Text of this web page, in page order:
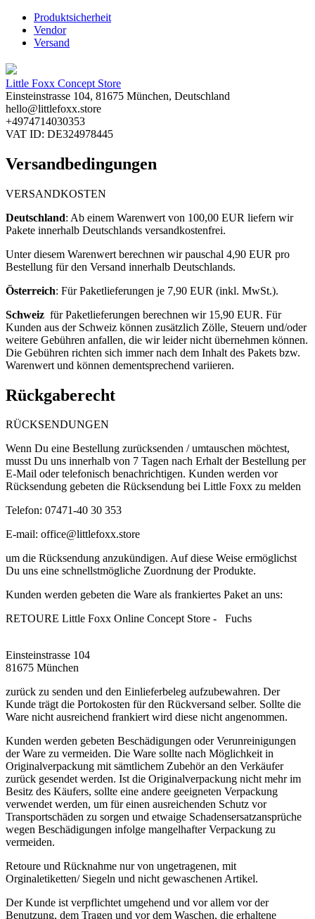
Produktsicherheit
Vendor
Versand
Little Foxx Concept Store
Einsteinstrasse 104, 81675 München, Deutschland
hello@littlefoxx.store
+4974714030353
VAT ID: DE324978445
Versandbedingungen
VERSANDKOSTEN
Deutschland: ​ Ab einem Warenwert von 100,00 EUR liefern wir
Pakete innerhalb Deutschlands versandkostenfrei.
Unter diesem Warenwert berechnen wir pauschal 4,90 EUR pro
Bestellung für den Versand innerhalb Deutschlands.
Österreich: Für Paketlieferungen je 7,90 EUR (inkl. MwSt.).
Schweiz für Paketlieferungen berechnen wir 15,90 EUR. Für
Kunden aus der Schweiz können zusätzlich Zölle, Steuern und/oder
weitere Gebühren anfallen, die wir leider nicht übernehmen können.
Die Gebühren richten sich immer nach dem Inhalt des Pakets bzw.
Warenwert und können dementsprechend variieren.
Rückgaberecht
RÜCKSENDUNGEN
Wenn Du eine Bestellung zurücksenden / umtauschen möchtest,
musst Du uns innerhalb von 7 Tagen nach Erhalt der Bestellung per
E-Mail oder telefonisch benachrichtigen. Kunden werden vor
Rücksendung gebeten die Rücksendung bei Little Foxx zu melden
Telefon: 07471-40 30 353
E-mail: office@littlefoxx.store
um die Rücksendung anzukündigen. Auf diese Weise ermöglichst
Du uns eine schnellstmögliche Zuordnung der Produkte.
Kunden werden gebeten die Ware als frankiertes Paket an uns:
RETOURE Little Foxx Online Concept Store - Fuchs
Einsteinstrasse 104
81675 München
zurück zu senden und den Einlieferbeleg aufzubewahren. Der
Kunde trägt die Portokosten für den Rückversand selber. Sollte die
Ware nicht ausreichend frankiert wird diese nicht angenommen.
Kunden werden gebeten Beschädigungen oder Verunreinigungen
der Ware zu vermeiden. Die Ware sollte nach Möglichkeit in
Originalverpackung mit sämtlichem Zubehör an den Verkäufer
zurück gesendet werden. Ist die Originalverpackung nicht mehr im
Besitz des Käufers, sollte eine andere geeigneten Verpackung
verwendet werden, um für einen ausreichenden Schutz vor
Transportschäden zu sorgen und etwaige Schadensersatzansprüche
wegen Beschädigungen infolge mangelhafter Verpackung zu
vermeiden.
Retoure und Rücknahme nur von ungetragenen, mit
Orginaletiketten/ Siegeln und nicht gewaschenen Artikel.
Der Kunde ist verpflichtet umgehend und vor allem vor der
Benutzung, dem Tragen und vor dem Waschen, die erhaltene